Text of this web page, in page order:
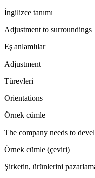
İngilizce tanımı
Adjustment to surroundings
Eş anlamlılar
Adjustment
Türevleri
Orientations
Örnek cümle
The company needs to
Örnek cümle (çeviri)
Şirketin, ürünlerini